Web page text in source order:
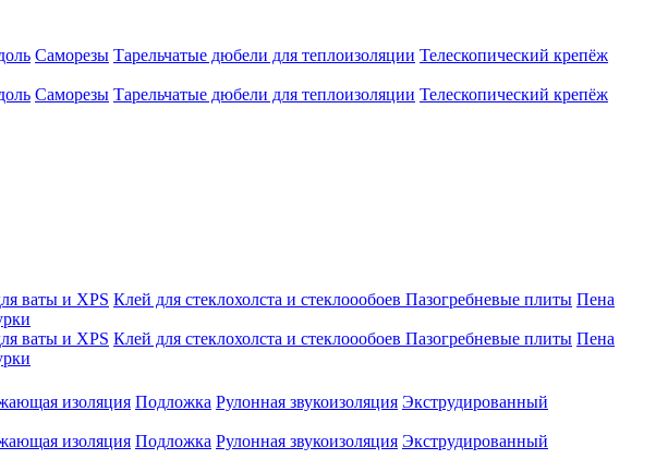
Саморезы Тарельчатые дюбели для теплоизоляции Телескопический крепёж
Саморезы Тарельчатые дюбели для теплоизоляции Телескопический крепёж
ваты и XPS Клей для стеклохолста и стеклоообоев Пазогребневые плиты Пена
ваты и XPS Клей для стеклохолста и стеклоообоев Пазогребневые плиты Пена
изоляция Подложка Рулонная звукоизоляция Экструдированный
изоляция Подложка Рулонная звукоизоляция Экструдированный